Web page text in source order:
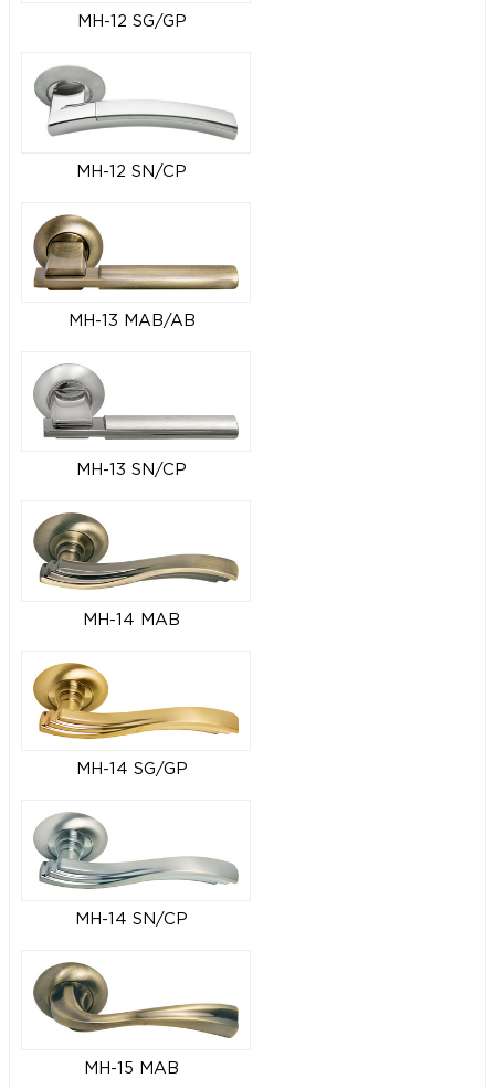
MH-12 SG/GP
MH-12 SN/CP
MH-13 MAB/AB
MH-13 SN/CP
MH-14 MAB
MH-14 SG/GP
MH-14 SN/CP
MH-15 MAB